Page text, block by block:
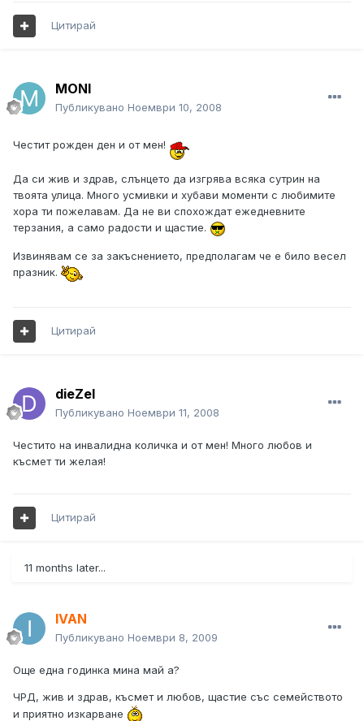
Цитирай
MONI
Публикувано Ноември 10, 2008
Честит рожден ден и от мен!
Да си жив и здрав, слънцето да изгрява всяка сутрин на
твоята улица. Много усмивки и хубави моменти с любимите
хора ти пожелавам. Да не ви спохождат ежедневните
терзания, а само радости и щастие.
Извинявам се за закъснението, предполагам че е било весел
празник.
Цитирай
dieZel
Публикувано Ноември 11, 2008
Честито на инвалидна количка и от мен! Много любов и
късмет ти желая!
Цитирай
11 months later...
IVAN
Публикувано Ноември 8, 2009
Още една годинка мина май а?
ЧРД, жив и здрав, късмет и любов, щастие със семейството
и приятно изкарване